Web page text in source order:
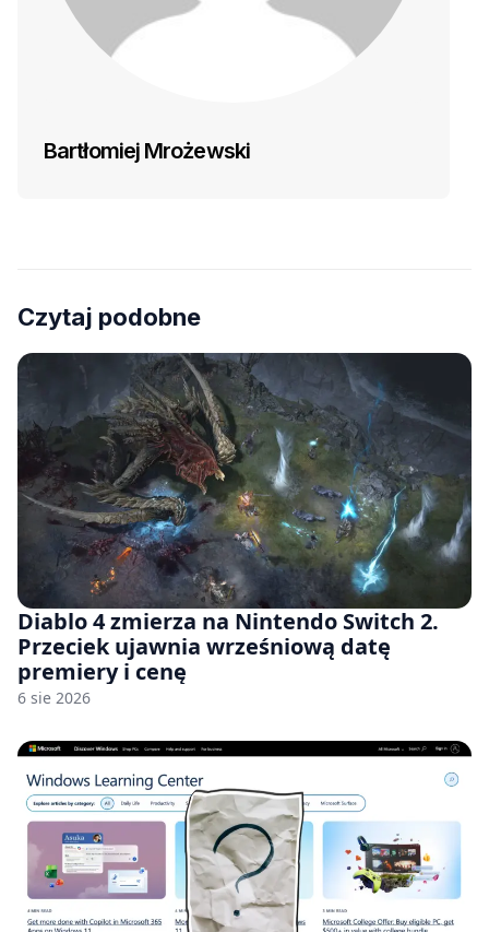
Bartłomiej Mrożewski
Czytaj podobne
Diablo 4 zmierza na Nintendo Switch 2.
Przeciek ujawnia wrześniową datę
premiery i cenę
6 sie 2026